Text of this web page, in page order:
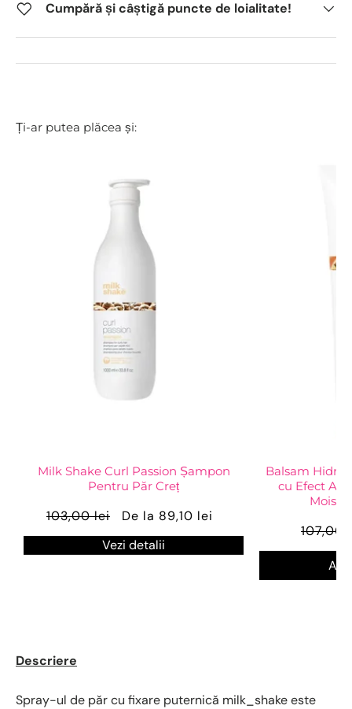
Cumpără și câștigă puncte de loialitate!
Ți-ar putea plăcea și:
Milk Shake Curl Passion Șampon
Pentru Păr Creț
103,00 lei
De la 89,10 lei
Vezi detalii
Balsam
cu Efect
107,00
Descriere
Spray-ul de păr cu fixare puternică milk_shake este